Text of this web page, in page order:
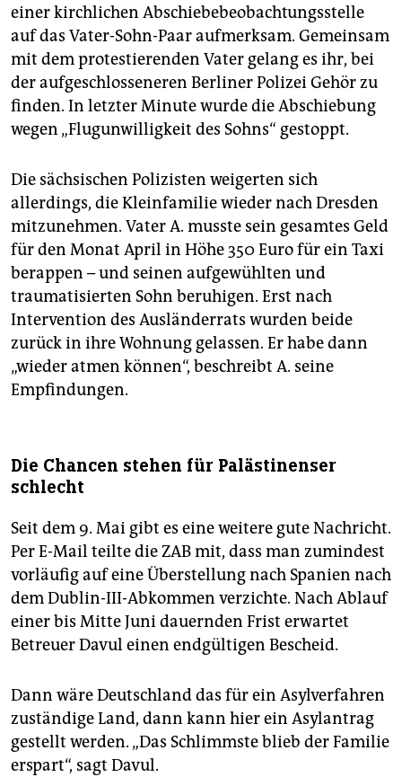
einer kirchlichen Abschiebebeobachtungsstelle
auf das Vater-Sohn-Paar aufmerksam. Gemeinsam
mit dem protestierenden Vater gelang es ihr, bei
der aufgeschlosseneren Berliner Polizei Gehör zu
finden. In letzter Minute wurde die Abschiebung
wegen „Flugunwilligkeit des Sohns“ gestoppt.
Die sächsischen Polizisten weigerten sich
allerdings, die Kleinfamilie wieder nach Dresden
mitzunehmen. Vater A. musste sein gesamtes Geld
für den Monat April in Höhe 350 Euro für ein Taxi
berappen – und seinen aufgewühlten und
traumatisierten Sohn beruhigen. Erst nach
Intervention des Ausländerrats wurden beide
zurück in ihre Wohnung gelassen. Er habe dann
„wieder atmen können“, beschreibt A. seine
Empfindungen.
Die Chancen stehen für Palästinenser
schlecht
Seit dem 9. Mai gibt es eine weitere gute Nachricht.
Per ­E-Mail teilte die ZAB mit, dass man zumindest
vorläufig auf eine Überstellung nach Spanien nach
dem Dublin-III-Abkommen verzichte. Nach Ablauf
einer bis Mitte Juni dauernden Frist erwartet
Betreuer Davul einen endgültigen Bescheid.
Dann wäre Deutschland das für ein Asylverfahren
zuständige Land, dann kann hier ein Asylantrag
gestellt werden. „Das Schlimmste blieb der Familie
erspart“, sagt Davul.